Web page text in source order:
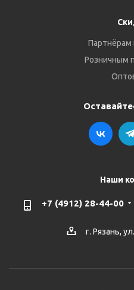
Партнёрам
Розничным
Наши
+7 (4912) 28-44-00
г. Рязань,